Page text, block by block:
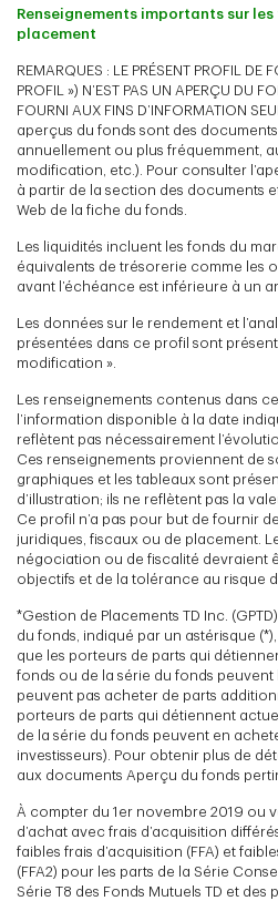
Renseignements importants sur
placement
REMARQUES : LE PRÉSENT PROFIL DE
PROFIL ») N’EST PAS UN APERÇU DU
FOURNI AUX FINS D’INFORMATION
aperçus du fonds sont des
annuellement ou plus fréquemment,
modification, etc.). Pour consulter
à partir de la section des documents
Web de la fiche du fonds.
Les liquidités incluent les fonds du
équivalents de trésorerie comme les
avant l’échéance est inférieure à un
Les données sur le rendement et
présentées dans ce profil sont
modification ».
Les renseignements contenus dans
l’information disponible à la date
reflètent pas nécessairement
Ces renseignements proviennent de
graphiques et les tableaux sont
d’illustration; ils ne reflètent pas la
Ce profil n’a pas pour but de fournir
juridiques, fiscaux ou de placement.
négociation ou de fiscalité devraient
objectifs et de la tolérance au risque
*Gestion de Placements TD Inc.
du fonds, indiqué par un astérisque
que les porteurs de parts qui
fonds ou de la série du fonds peuvent
peuvent pas acheter de parts
porteurs de parts qui détiennent
de la série du fonds peuvent en
investisseurs). Pour obtenir plus de
aux documents Aperçu du fonds
À compter du 1er novembre 2019 ou
d’achat avec frais d’acquisition
faibles frais d’acquisition (FFA) et
(FFA2) pour les parts de la Série
Série T8 des Fonds Mutuels TD et des